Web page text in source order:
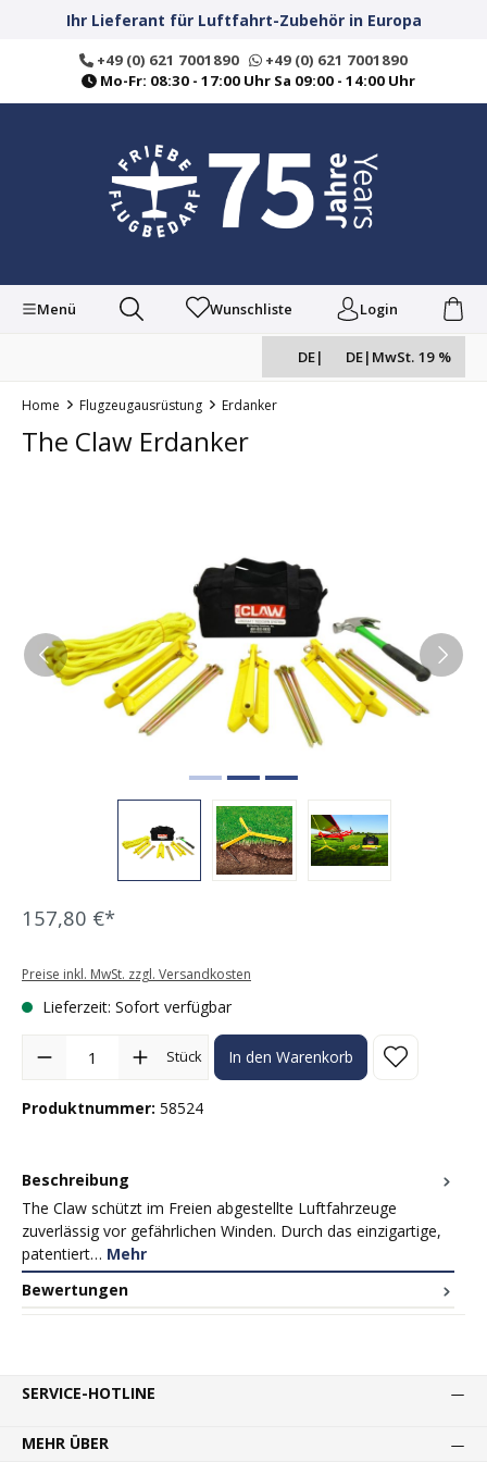
springenIhr Lieferant für Luftfahrt-Zubehör in Europa
+49 (0) 621 7001890
+49 (0) 621 7001890
Mo-Fr: 08:30 - 17:00 Uhr Sa 09:00 - 14:00 Uhr
Menü Wunschliste Login
DE| DE| MwSt. 19 %
Home Flugzeugausrüstung Erdanker
The Claw Erdanker
157,80 €*
Preise inkl. MwSt. zzgl. Versandkosten
Lieferzeit: Sofort verfügbar
Produkt Anzahl: Gib den gewünschten Wert ein oder benutze die
Stück In den Warenkorb
Produktnummer: 58524
Beschreibung
The Claw schützt im Freien abgestellte Luftfahrzeuge
zuverlässig vor gefährlichen Winden. Durch das einzigartige,
patentiert… Mehr
Bewertungen
SERVICE-HOTLINE
MEHR ÜBER